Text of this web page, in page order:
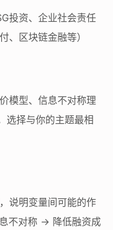
投资、企业社会责任
、区块链金融等）
模型、信息不对称理
选择与你的主题最相
说明变量间可能的作
不对称 → 降低融资成